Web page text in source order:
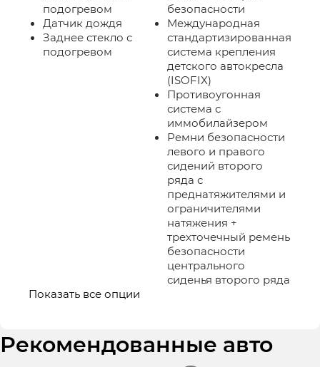
подогревом
Датчик дождя
Заднее стекло с
подогревом
безопасности
Международная
стандартизированная
система крепления
детского автокресла
(ISOFIX)
Противоугонная
система с
иммобилайзером
Ремни безопасности
левого и правого
сидений второго
ряда с
преднатяжителями и
ограничителями
натяжения +
трехточечный ремень
безопасности
центрального
сиденья второго ряда
Показать все опции
Рекомендованные авто